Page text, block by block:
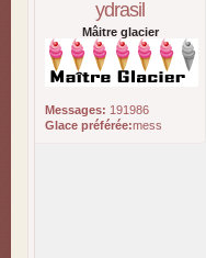
ydrasil
Mâitre glacier
Messages: 191986
Glace préférée:mess